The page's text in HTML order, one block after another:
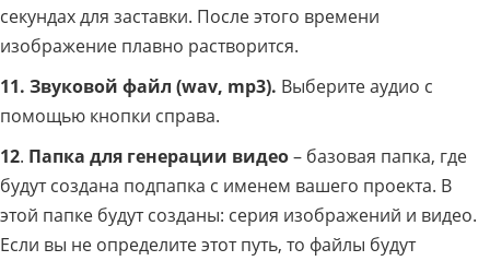
секундах для заставки. После этого времени
изображение плавно растворится.
11. Звуковой файл (wav, mp3). Выберите аудио с
помощью кнопки справа.
12. Папка для генерации видео– базовая папка, где
будут создана подпапка с именем вашего проекта. В
этой папке будут созданы: серия изображений и видео.
Если вы не определите этот путь, то файлы будут